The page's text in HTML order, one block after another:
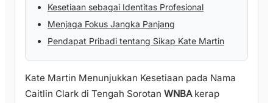
Kesetiaan sebagai Identitas Profesional
Menjaga Fokus Jangka Panjang
Pendapat Pribadi tentang Sikap Kate Martin
Kate Martin Menunjukkan Kesetiaan pada Nama
Caitlin Clark di Tengah Sorotan WNBAkerap